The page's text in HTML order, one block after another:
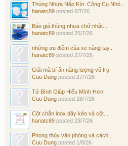
Thùng Nhựa Nắp Kín: Công Cụ Nhỏ...
hanatc89 posted 6/7/26
Báo giá thùng nhựa chữ nhật...
hanatc89 posted 25/7/26
những ưu điểm của xe nâng tay...
hanatc89 posted 27/7/26
Giải mã bí ẩn năng lượng vũ trụ
Cuu Dung posted 27/7/26
Tử Bình Giúp Hiểu Mình Hơn
Cuu Dung posted 28/7/26
Cột chắn inox dây kéo và cột...
hanatc89 posted 29/7/26
Phong thủy văn phòng và cách...
Cuu Dung posted 1/8/26